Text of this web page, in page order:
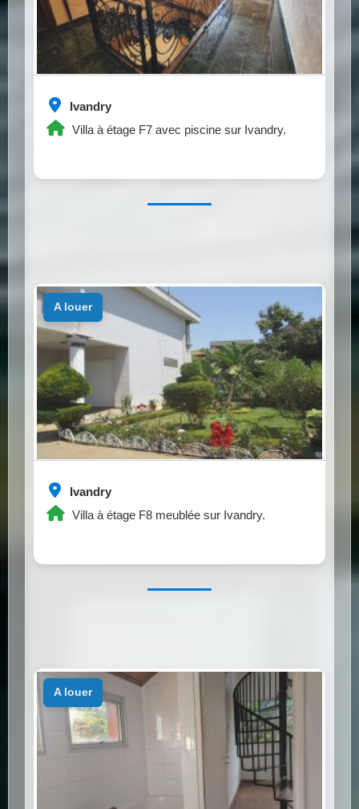
Ivandry
Villa à étage F7 avec piscine sur Ivandry.
Ivandry
Villa à étage F8 meublée sur Ivandry.
a louer
a louer